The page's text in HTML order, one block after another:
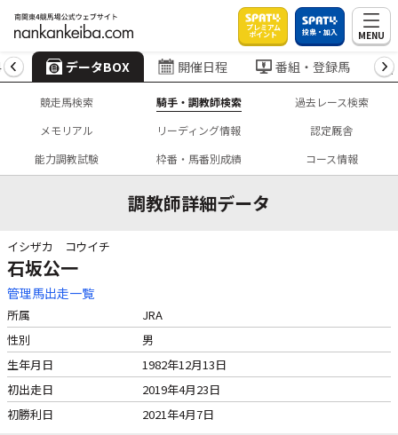
プレミアム
ポイント 投票・加入 MENU
データBOX 開催日程 番組・登録馬
競走馬検索 騎手・調教師検索
過去レース検索
メモリアル
リーディング情報
認定厩舎
能力調教試験
枠番・馬番別成績 コース情報
調教師詳細データ
イシザカ コウイチ
石坂公一
管理馬出走一覧
所属
JRA
性別
男
生年月日
1982年12月13日
初出走日
2019年4月23日
初勝利日
2021年4月7日